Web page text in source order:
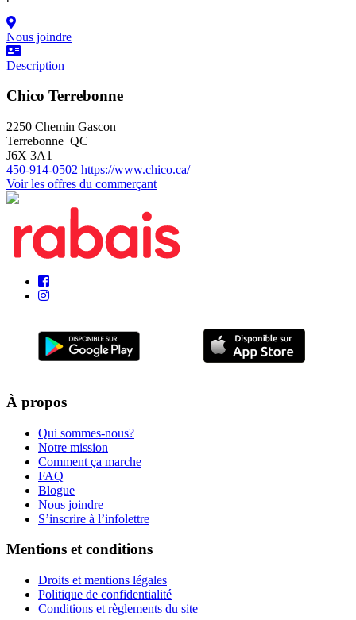
Nous joindre
Description
Chico Terrebonne
2250 Chemin Gascon
Terrebonne QC
J6X 3A1
450-914-0502 https://www.chico.ca/
Voir les offres du commerçant
À propos
Qui sommes-nous?
Notre mission
Comment ça marche
FAQ
Blogue
Nous joindre
S’inscrire à l’infolettre
Mentions et conditions
Droits et mentions légales
Politique de confidentialité
Conditions et règlements du site